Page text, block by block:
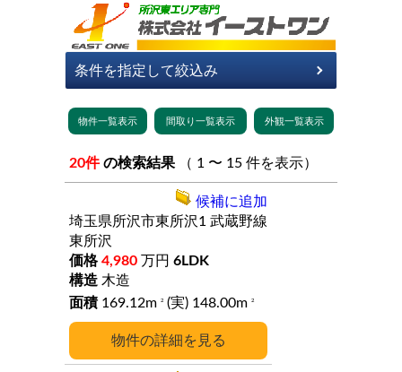
20件 の検索結果 （ 1 〜 15 件を表示）
詳細
埼玉県所沢市東所沢1 武蔵野線
東所沢
4,980 万円 6LDK
木造
169.12m
2 (実) 148.00m 2
候補に追加